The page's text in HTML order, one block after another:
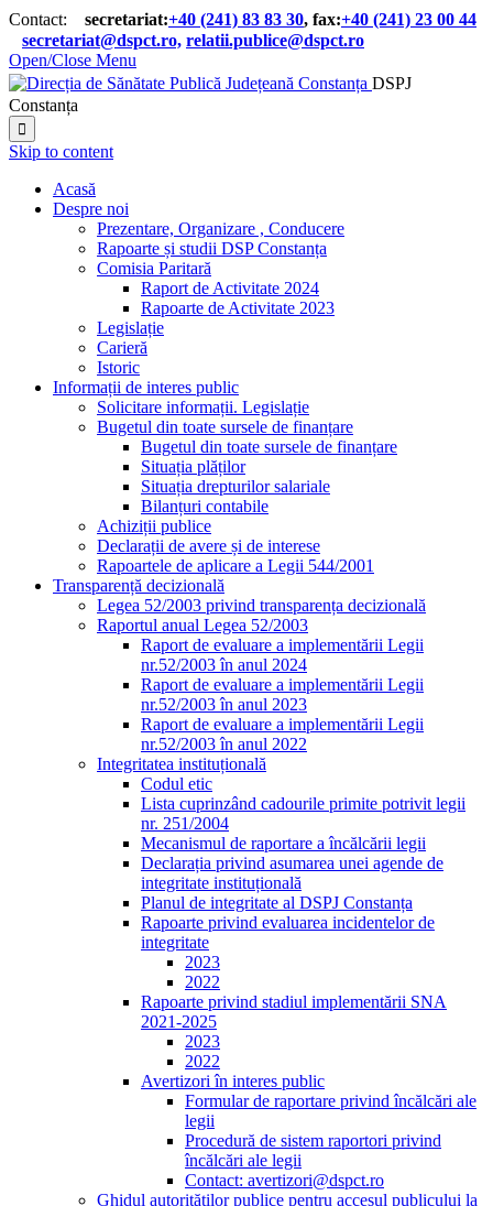
Contact: secretariat:+40 (241) 83 83 30, fax:+40 (241) 23 00 44
secretariat@dspct.ro, relatii.publice@dspct.ro
Open/Close Menu
DSPJ
Constanța

Skip to content
Acasă
Despre noi
Prezentare, Organizare , Conducere
Rapoarte și studii DSP Constanța
Comisia Paritară
Raport de Activitate 2024
Rapoarte de Activitate 2023
Legislație
Carieră
Istoric
Informații de interes public
Solicitare informații. Legislație
Bugetul din toate sursele de finanțare
Bugetul din toate sursele de finanțare
Situația plăților
Situația drepturilor salariale
Bilanțuri contabile
Achiziții publice
Declarații de avere și de interese
Rapoartele de aplicare a Legii 544/2001
Transparență decizională
Legea 52/2003 privind transparența decizională
Raportul anual Legea 52/2003
Raport de evaluare a implementării Legii
nr.52/2003 în anul 2024
Raport de evaluare a implementării Legii
nr.52/2003 în anul 2023
Raport de evaluare a implementării Legii
nr.52/2003 în anul 2022
Integritatea instituțională
Codul etic
Lista cuprinzând cadourile primite potrivit legii
nr. 251/2004
Mecanismul de raportare a încălcării legii
Declarația privind asumarea unei agende de
integritate instituțională
Planul de integritate al DSPJ Constanța
Rapoarte privind evaluarea incidentelor de
integritate
2023
2022
Rapoarte privind stadiul implementării SNA
2021-2025
2023
2022
Avertizori în interes public
Formular de raportare privind încălcări ale
legii
Procedură de sistem raportori privind
încălcări ale legii
Contact: avertizori@dspct.ro
Ghidul autorităților publice pentru accesul publicului la